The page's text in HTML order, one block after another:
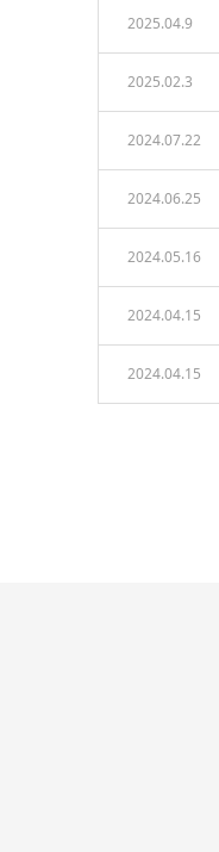
2025.04.9
2025.02.3
2024.07.22
2024.06.25
2024.05.16
2024.04.15
2024.04.15